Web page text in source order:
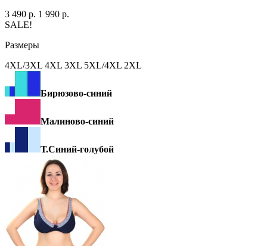
3 490 р. 1 990 р.
SALE!
Размеры
4ХL/3XL 4ХL 3XL 5ХL/4XL 2XL
Бирюзово-синий
Малиново-синий
Т.Синий-голубой